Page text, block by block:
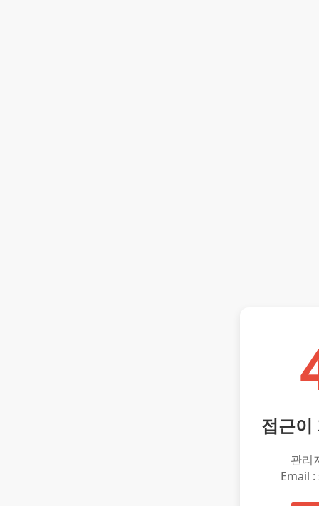
접근이
관리
Email